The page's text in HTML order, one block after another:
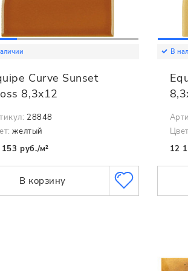
Curve Sunset
8,3x12
28848
желтый
руб./м²
В корзину
В
12